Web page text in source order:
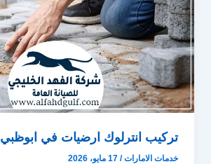
تركيب انترلوك ارضيات في ابوظبي
خدمات الامارات/17 مايو، 2026